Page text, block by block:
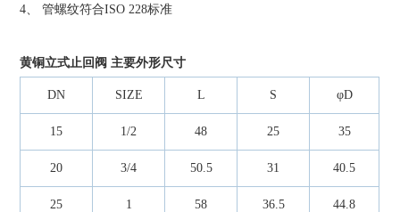
4、 管螺纹符合ISO 228标准
黄铜立式止回阀 主要外形尺寸
DN SIZE L S φD
15 1/2 48 25 35
20 3/4 50.5 31 40.5
25 1 58 36.5 44.8